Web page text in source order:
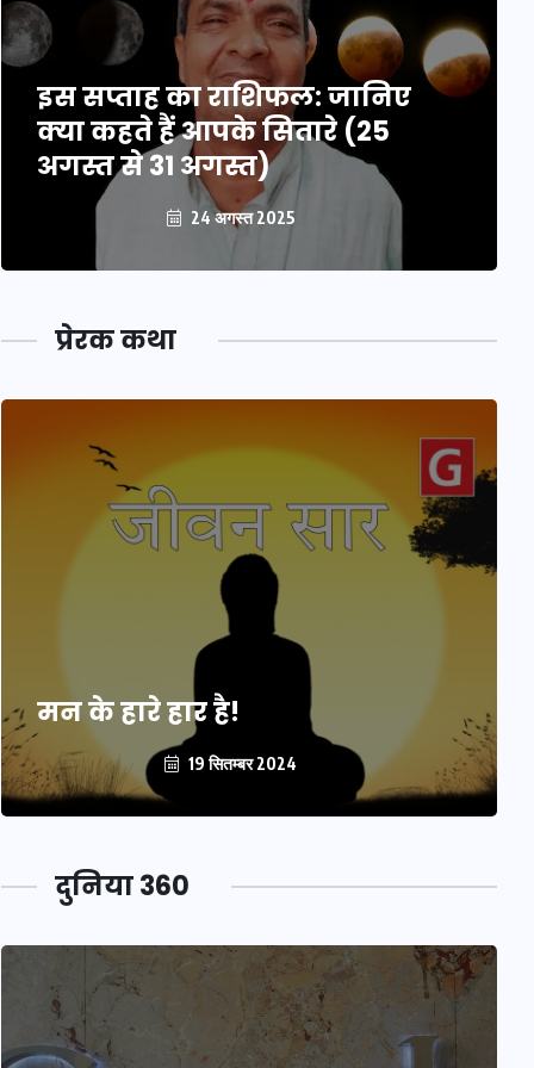
इस सप्ताह का राशिफल: जानिए
क्या कहते हैं आपके सितारे (25
अगस्त से 31 अगस्त)
24 अगस्त 2025
प्रेरक कथा
मन के हारे हार है!
19 सितम्बर 2024
दुनिया 360